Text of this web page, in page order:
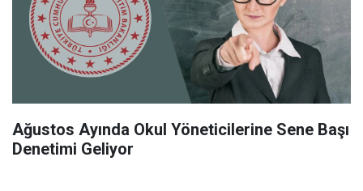
Ağustos Ayında Okul Yöneticilerine Sene Başı
Denetimi Geliyor